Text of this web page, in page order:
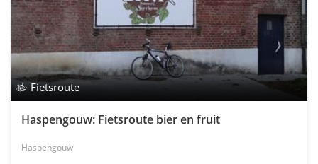
Fietsroute
Haspengouw: Fietsroute bier en fruit
Haspengouw